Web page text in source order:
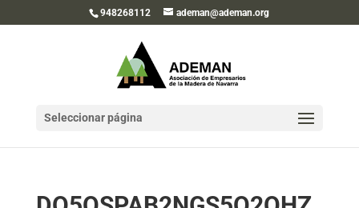
948268112 ademan@ademan.org
Seleccionar página